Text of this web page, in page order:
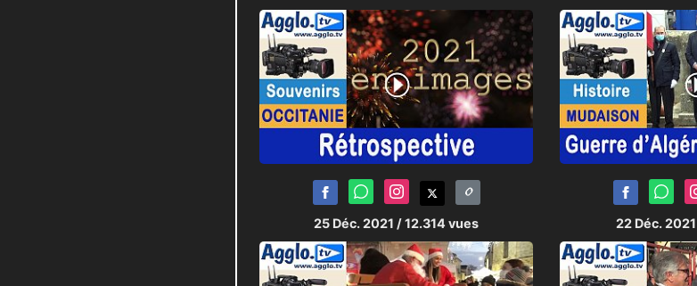
25 Déc. 2021 / 12.314 vues 22 Déc. 2021